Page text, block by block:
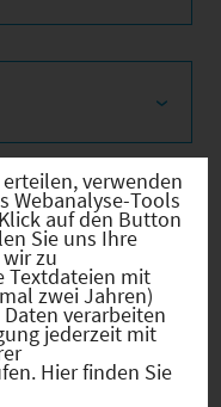
verwenden
Webanalyse-Tools
auf den Button
Sie uns Ihre
zu
Textdateien mit
zwei Jahren)
verarbeiten
jederzeit mit
Hier finden Sie